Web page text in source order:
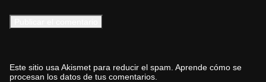
Este sitio usa Akismet para reducir el spam. Aprende cómo se
procesan los datos de tus comentarios.